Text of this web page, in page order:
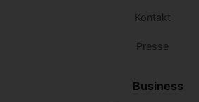
Kontakt
Presse
Business